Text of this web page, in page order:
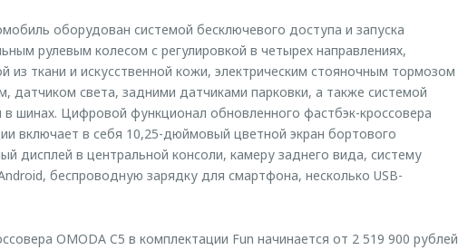
оборудован системой бесключевого доступа и запуска
рулевым колесом с регулировкой в четырех направлениях,
из ткани и искусственной кожи, электрическим стояночным тормозом
датчиком света, задними датчиками парковки, а также системой
шинах. Цифровой функционал обновленного фастбэк-кроссовера
включает в себя 10,25-дюймовый цветной экран бортового
дисплей в центральной консоли, камеру заднего вида, систему
беспроводную зарядку для смартфона, несколько USB-
OMODA C5 в комплектации Fun начинается от 2 519 900 рублей